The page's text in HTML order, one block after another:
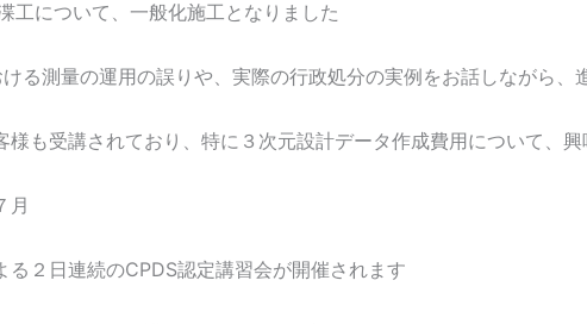
工について、一般化施工となりました
る測量の運用の誤りや、実際の行政処分の実例をお話しながら、
も受講されており、特に３次元設計データ作成費用について、
月
る２日連続のCPDS認定講習会が開催されます